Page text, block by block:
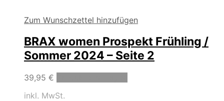
Zum Wunschzettel hinzufügen
BRAX women Prospekt Frühling /
Sommer 2024 – Seite 2
39,95 €
inkl. MwSt.